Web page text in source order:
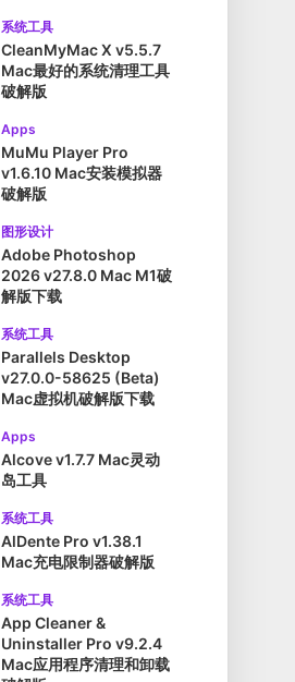
系统工具
CleanMyMac X v5.5.7
Mac最好的系统清理工具
破解版
Apps
MuMu Player Pro
v1.6.10 Mac安装模拟器
破解版
图形设计
Adobe Photoshop
2026 v27.8.0 Mac M1破
解版下载
系统工具
Parallels Desktop
v27.0.0-58625 (Beta)
Mac虚拟机破解版下载
Apps
Alcove v1.7.7 Mac灵动
岛工具
系统工具
AlDente Pro v1.38.1
Mac充电限制器破解版
系统工具
App Cleaner &
Uninstaller Pro v9.2.4
Mac应用程序清理和卸载